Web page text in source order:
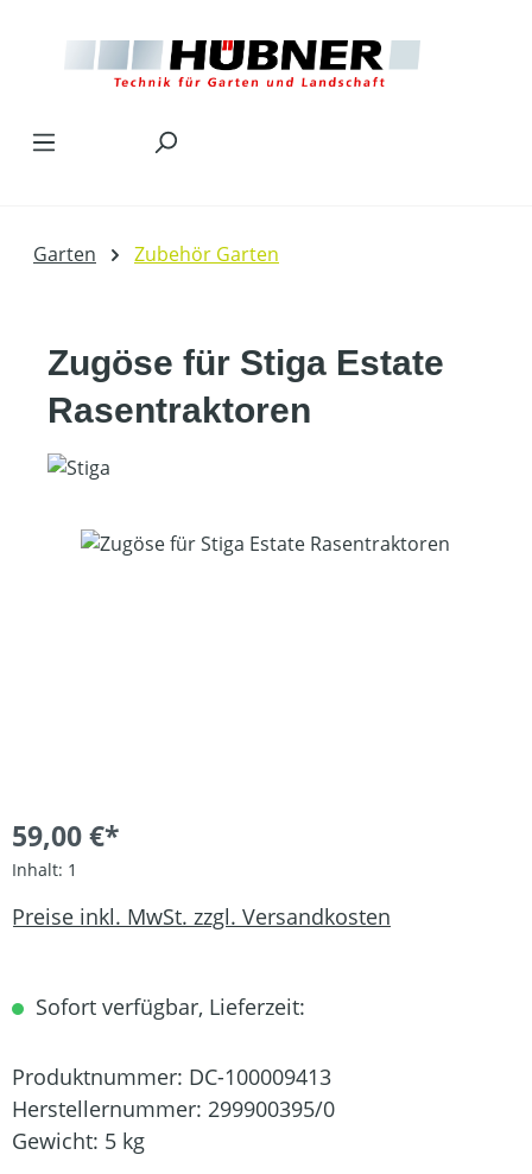
Garten Zubehör Garten
Zugöse für Stiga Estate
Rasentraktoren
Bildergalerie überspringen
59,00 €*
Inhalt: 1
Preise inkl. MwSt. zzgl. Versandkosten
Sofort verfügbar, Lieferzeit:
Produktnummer: DC-100009413
Herstellernummer: 299900395/0
Gewicht: 5 kg